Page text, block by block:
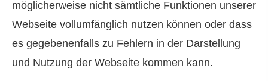
möglicherweise nicht sämtliche Funktionen unserer
Webseite vollumfänglich nutzen können oder dass
es gegebenenfalls zu Fehlern in der Darstellung
und Nutzung der Webseite kommen kann.